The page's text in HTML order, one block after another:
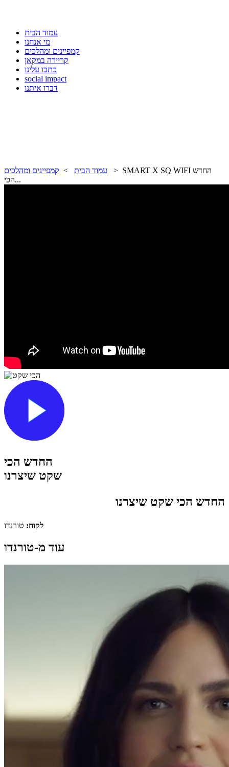
עמוד הבית
מי אנחנו
קמפיינים ומהלכים
קריירה במקאן
כתבו עלינו
social impact
דברו איתנו
עמוד הבית > קמפיינים ומהלכים
> SMART X SQ WIFI החדש
הכי...
החדש הכי
שקט שיצרנו
החדש הכי שקט שיצרנו
לקוח: טורנדו
עוד מ-טורנדו